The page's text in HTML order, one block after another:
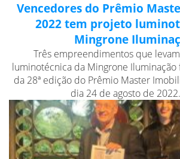
Vencedores do Prêmio
2022 tem projeto
Mingrone
Três empreendimentos que
luminotécnica da Mingrone
da 28ª edição do Prêmio Master
dia 24 de agosto de